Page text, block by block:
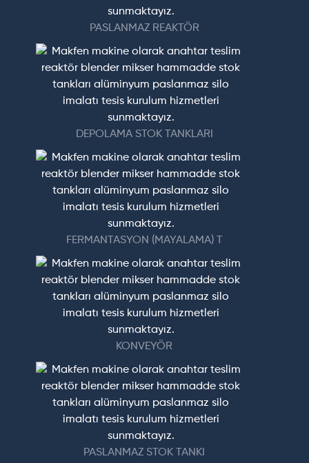
PASLANMAZ REAKTÖR
DEPOLAMA STOK TANKLARI
FERMANTASYON (MAYALAMA) T
KONVEYÖR
PASLANMAZ STOK TANKI